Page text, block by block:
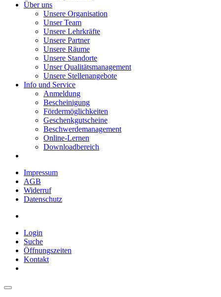
Über uns
Unsere Organisation
Unser Team
Unsere Lehrkräfte
Unsere Partner
Unsere Räume
Unsere Standorte
Unser Qualitätsmanagement
Unsere Stellenangebote
Info und Service
Anmeldung
Bescheinigung
Fördermöglichkeiten
Geschenkgutscheine
Beschwerdemanagement
Online-Lernen
Downloadbereich
Impressum
AGB
Widerruf
Datenschutz
Login
Suche
Öffnungszeiten
Kontakt